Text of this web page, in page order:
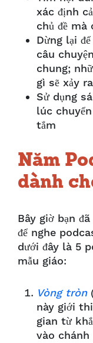
xác định
chủ đề
Dừng lại
câu
chung;
gì sẽ xảy
Sử dụng
lúc
tắm
Năm
dành
Bây giờ bạn
để nghe
dưới đây là 5
mẫu giáo:
Vòng tròn
này giới
gian từ
vào chánh